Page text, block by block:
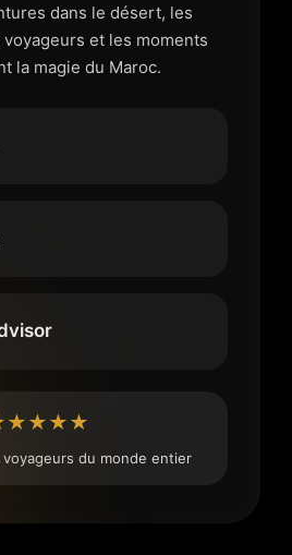
dans le désert, les
et les moments
la magie du Maroc.
du monde entier